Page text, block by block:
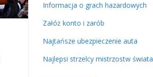
Informacja o grach hazardowych
Załóż konto i zarób
Najtańsze ubezpieczenie auta
Najlepsi strzelcy mistrzostw świata